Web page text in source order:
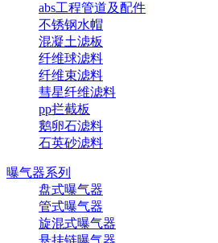
abs工程管道及配件
不锈钢水帽
混凝土滤板
纤维球滤料
纤维束滤料
彗星纤维滤料
pp拦截板
鹅卵石滤料
石英砂滤料
曝气器系列
盘式曝气器
管式曝气器
旋混式曝气器
悬挂链曝气器